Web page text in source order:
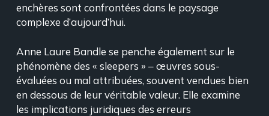
enchères sont confrontées dans le paysage
complexe d’aujourd’hui.
Anne Laure Bandle se penche également sur le
phénomène des « sleepers » – œuvres sous-
évaluées ou mal attribuées, souvent vendues bien
en dessous de leur véritable valeur. Elle examine
les implications juridiques des erreurs